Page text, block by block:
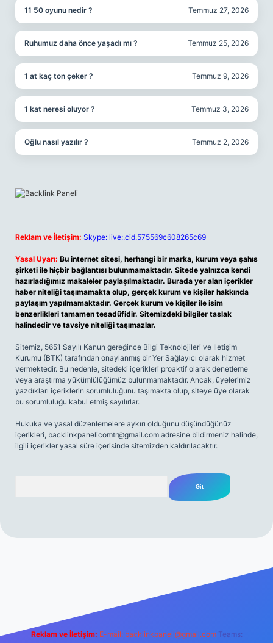
11 50 oyunu nedir ? Temmuz 27, 2026
Ruhumuz daha önce yaşadı mı ? Temmuz 25, 2026
1 at kaç ton çeker ? Temmuz 9, 2026
1 kat neresi oluyor ? Temmuz 3, 2026
Oğlu nasıl yazılır ? Temmuz 2, 2026
Reklam ve İletişim: Skype: live:.cid.575569c608265c69
Yasal Uyarı: Bu internet sitesi, herhangi bir marka, kurum veya şahıs
şirketi ile hiçbir bağlantısı bulunmamaktadır. Sitede yalnızca kendi
hazırladığımız makaleler paylaşılmaktadır. Burada yer alan içerikler
haber niteliği taşımamakta olup, gerçek kurum ve kişiler hakkında
paylaşım yapılmamaktadır. Gerçek kurum ve kişiler ile isim
benzerlikleri tamamen tesadüfidir. Sitemizdeki bilgiler taslak
halindedir ve tavsiye niteliği taşımazlar.
Sitemiz, 5651 Sayılı Kanun gereğince Bilgi Teknolojileri ve İletişim
Kurumu (BTK) tarafından onaylanmış bir Yer Sağlayıcı olarak hizmet
vermektedir. Bu nedenle, sitedeki içerikleri proaktif olarak denetleme
veya araştırma yükümlülüğümüz bulunmamaktadır. Ancak, üyelerimiz
yazdıkları içeriklerin sorumluluğunu taşımakta olup, siteye üye olarak
bu sorumluluğu kabul etmiş sayılırlar.
Hukuka ve yasal düzenlemelere aykırı olduğunu düşündüğünüz
içerikleri, backlinkpanelicomtr@gmail.com adresine bildirmeniz halinde,
ilgili içerikler yasal süre içerisinde sitemizden kaldırılacaktır.
Reklam ve İletişim: E-mail: backlinkpaneli@gmail.com Teams: